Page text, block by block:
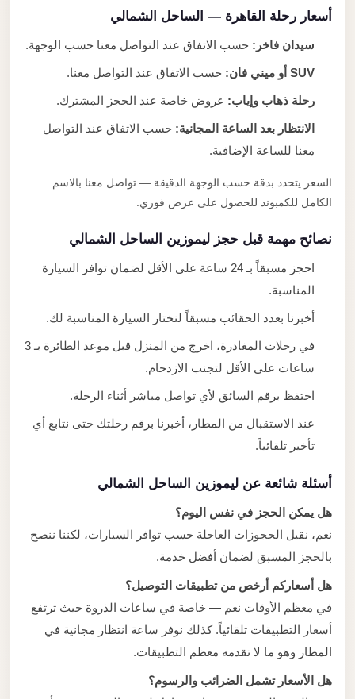
أسعار رحلة القاهرة — الساحل الشمالي
سيدان فاخر:حسب الاتفاق عند التواصل معنا حسب الوجهة.
SUV أو ميني فان: حسب الاتفاق عند التواصل معنا.
رحلة ذهاب وإياب:عروض خاصة عند الحجز المشترك.
الانتظار بعد الساعة المجانية:حسب الاتفاق عند التواصل
معنا للساعة الإضافية.
السعر يتحدد بدقة حسب الوجهة الدقيقة — تواصل معنا بالاسم
الكامل للكمبوند للحصول على عرض فوري.
نصائح مهمة قبل حجز ليموزين الساحل الشمالي
احجز مسبقاً بـ 24 ساعة على الأقل لضمان توافر السيارة
المناسبة.
أخبرنا بعدد الحقائب مسبقاً لنختار السيارة المناسبة لك.
في رحلات المغادرة، اخرج من المنزل قبل موعد الطائرة بـ 3
ساعات على الأقل لتجنب الازدحام.
احتفظ برقم السائق لأي تواصل مباشر أثناء الرحلة.
عند الاستقبال من المطار، أخبرنا برقم رحلتك حتى نتابع أي
تأخير تلقائياً.
أسئلة شائعة عن ليموزين الساحل الشمالي
هل يمكن الحجز في نفس اليوم؟
نعم، نقبل الحجوزات العاجلة حسب توافر السيارات، لكننا ننصح
بالحجز المسبق لضمان أفضل خدمة.
هل أسعاركم أرخص من تطبيقات التوصيل؟
في معظم الأوقات نعم — خاصة في ساعات الذروة حيث ترتفع
أسعار التطبيقات تلقائياً. كذلك نوفر ساعة انتظار مجانية في
المطار وهو ما لا تقدمه معظم التطبيقات.
هل الأسعار تشمل الضرائب والرسوم؟